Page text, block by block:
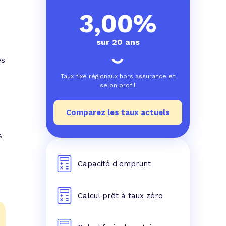
3,00%
sur 20 ans
Taux fixe régionaux hors assurance et
selon profil
Comparez les taux actuels
Capacité d'emprunt
Calcul prêt à taux zéro